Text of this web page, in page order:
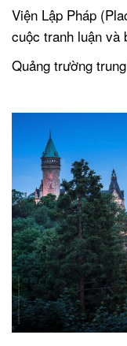
Viện Lập Pháp
cuộc tranh luận và
Quảng trường